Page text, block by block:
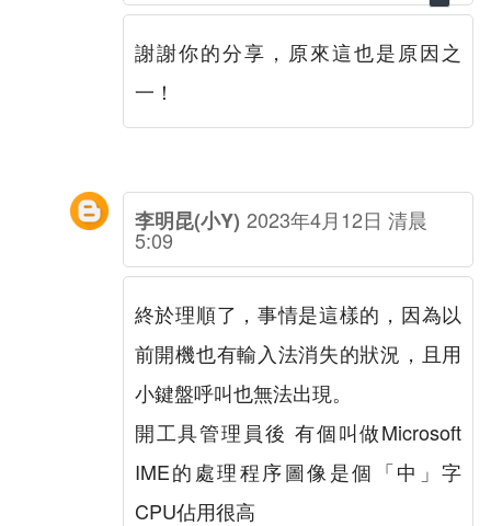
謝謝你的分享，原來這也是原因之
一！
李明昆(小Y) 2023年4月12日 清晨
5:09
終於理順了，事情是這樣的，因為以
前開機也有輸入法消失的狀況，且用
小鍵盤呼叫也無法出現。
開工具管理員後 有個叫做Microsoft
IME的處理程序圖像是個「中」字
CPU佔用很高